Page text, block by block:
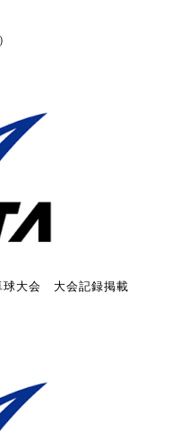
球大会 大会記録掲載